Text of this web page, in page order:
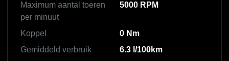
Maximum aantal toeren
per minuut
5000 RPM
Koppel
0 Nm
Gemiddeld verbruik
6.3 l/100km